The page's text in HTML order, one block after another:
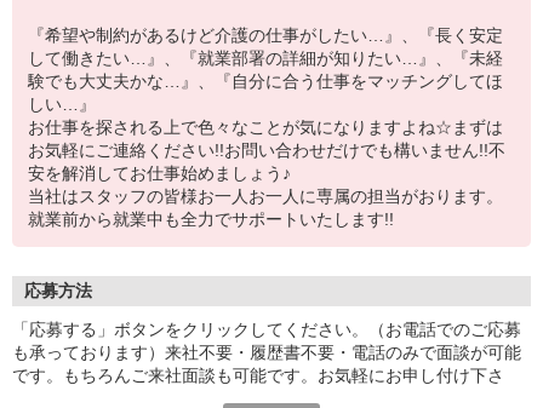
『希望や制約があるけど介護の仕事がしたい…』、『長く安定
して働きたい…』、『就業部署の詳細が知りたい…』、『未経
験でも大丈夫かな…』、『自分に合う仕事をマッチングしてほ
しい…』
お仕事を探される上で色々なことが気になりますよね☆まずは
お気軽にご連絡ください!!お問い合わせだけでも構いません!!不
安を解消してお仕事始めましょう♪
当社はスタッフの皆様お一人お一人に専属の担当がおります。
就業前から就業中も全力でサポートいたします!!
応募方法
「応募する」ボタンをクリックしてください。（お電話でのご応募
も承っております）来社不要・履歴書不要・電話のみで面談が可能
です。もちろんご来社面談も可能です。お気軽にお申し付け下さ